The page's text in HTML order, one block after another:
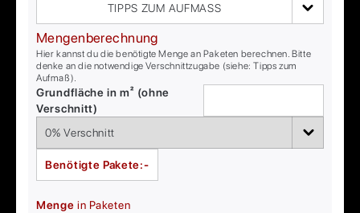
TIPPS ZUM AUFMASS
Mengenberechnung
Hier kannst du die benötigte Menge an Paketen berechnen. Bitte
denke an die notwendige Verschnittzugabe (siehe: Tipps zum
Aufmaß).
Grundfläche in m² (ohne
Verschnitt)
Benötigte Pakete:-
Menge in Paketen